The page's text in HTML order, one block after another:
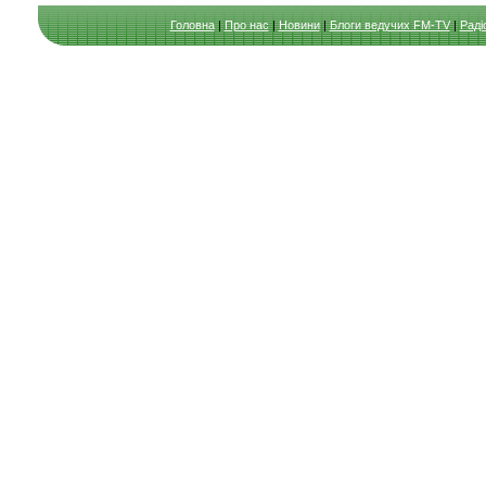
Головна|Про нас|Новини|Блоги ведучих FM-TV|